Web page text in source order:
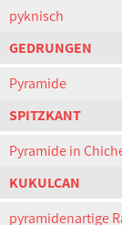
pyknisch
GEDRUNGEN
Pyramide
SPITZKANT
Pyramide in
KUKULCAN
pyramidenartige